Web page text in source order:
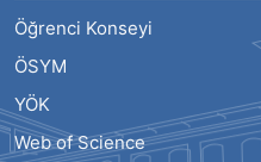
Öğrenci Konseyi
ÖSYM
YÖK
Web of Science